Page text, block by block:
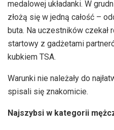
medalowej układanki. W
złożą się w jedną całość –
buta. Na uczestników czekał
startowy z gadżetami
kubkiem TSA.
Warunki nie należały do
spisali się znakomicie.
Najszybsi w kategorii